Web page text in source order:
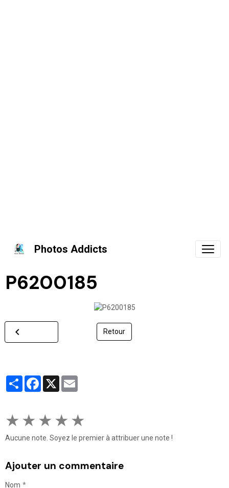
Photos Addicts
P6200185
Retour
PartagerFacebook
X
★ ★ ★ ★ ★
Aucune note. Soyez le premier à attribuer une note !
Ajouter un commentaire
Nom